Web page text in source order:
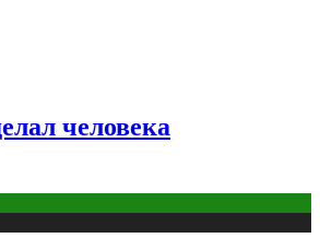
человека